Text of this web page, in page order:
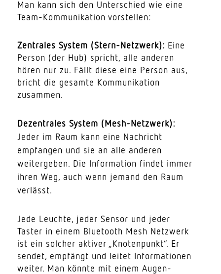
Man kann sich den Unter­schied wie eine
Team-Kommu­ni­kation vorstellen:
Zentrales System (Stern-Netzwerk): Eine
Person (der Hub) spricht, alle anderen
hören nur zu. Fällt diese eine Person aus,
bricht die gesamte Kommu­ni­kation
zusammen.
Dezen­trales System (Mesh-Netzwerk):
Jeder im Raum kann eine Nach­richt
empfangen und sie an alle anderen
weiter­geben. Die Infor­mation findet immer
ihren Weg, auch wenn jemand den Raum
verlässt.
Jede Leuchte, jeder Sensor und jeder
Taster in einem Blue­tooth Mesh Netzwerk
ist ein solcher aktiver „Knoten­punkt“. Er
sendet, empfängt und leitet Infor­ma­tionen
weiter. Man könnte mit einem Augen­